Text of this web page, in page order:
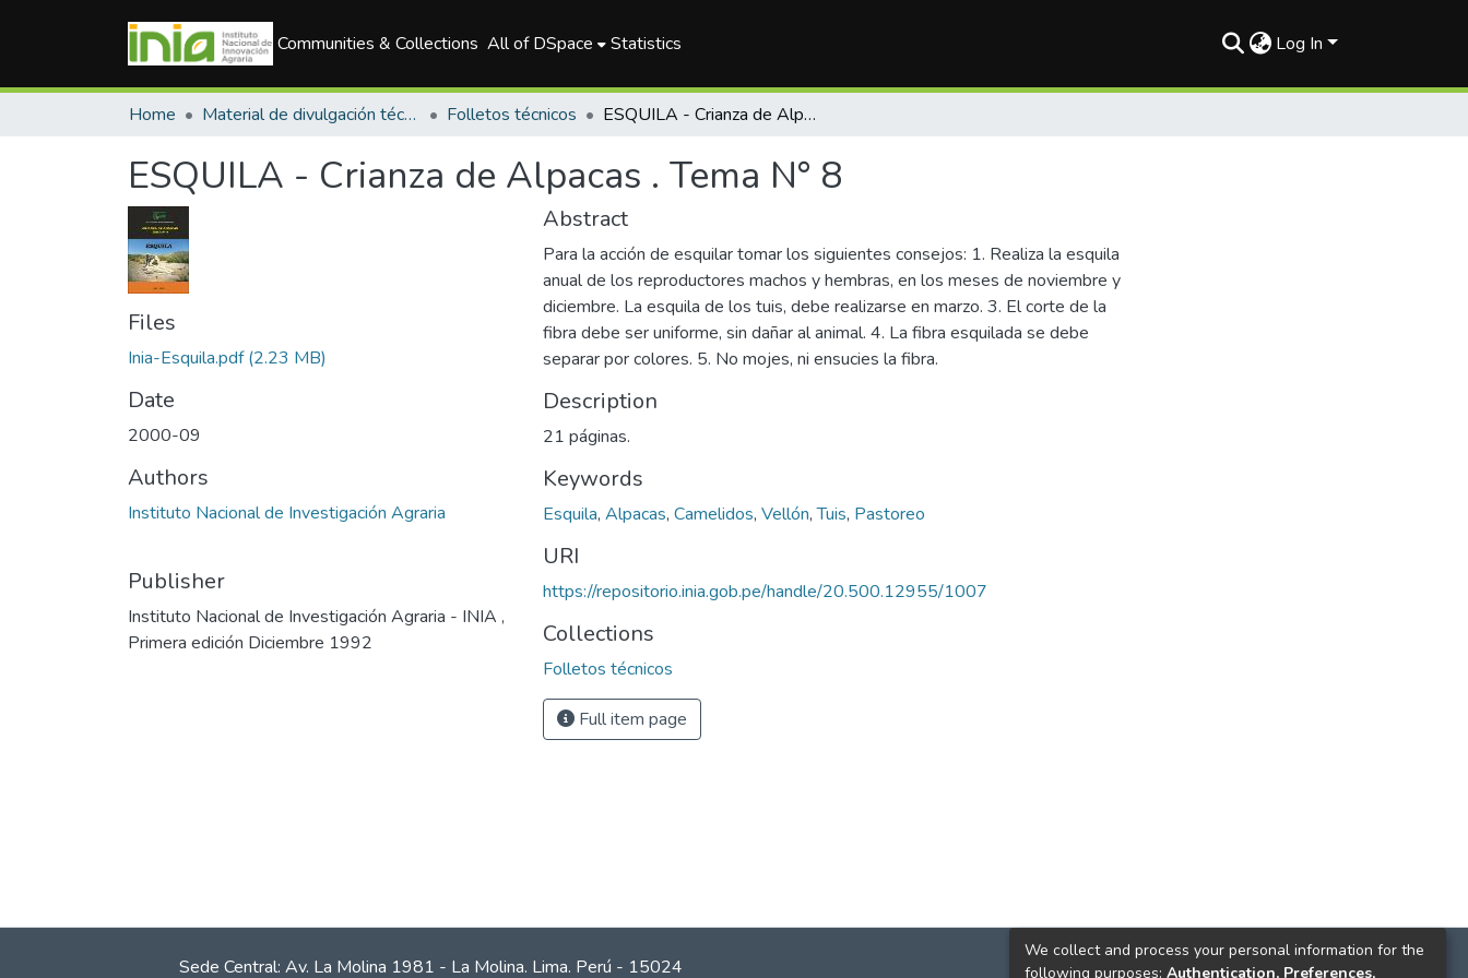
Communities & Collections All of DSpace Statistics Log In
Home Material de divulgación técnica Folletos técnicos ESQUILA - Crianza de Alpacas . Tema N° 8
ESQUILA - Crianza de Alpacas . Tema N° 8
Files
Inia-Esquila.pdf(2.23 MB)
Date
2000-09
Authors
Instituto Nacional de Investigación Agraria
Publisher
Instituto Nacional de Investigación Agraria - INIA ,
Primera edición Diciembre 1992
Abstract
Para la acción de esquilar tomar los siguientes consejos: 1. Realiza la esquila
anual de los reproductores machos y hembras, en los meses de noviembre y
diciembre. La esquila de los tuis, debe realizarse en marzo. 3. El corte de la
fibra debe ser uniforme, sin dañar al animal. 4. La fibra esquilada se debe
separar por colores. 5. No mojes, ni ensucies la fibra.
Description
21 páginas.
Keywords
Esquila, Alpacas, Camelidos, Vellón,Tuis, Pastoreo
URI
https://repositorio.inia.gob.pe/handle/20.500.12955/1007
Collections
Folletos técnicos
Full item page
Sede Central: Av. La Molina 1981 - La Molina. Lima. Perú - 15024
We collect and process your personal information for the
following purposes: Authentication, Preferences,